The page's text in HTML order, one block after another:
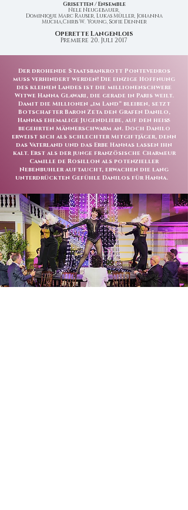
Grisetten / Ensemble
Nele Neugebauer,
Dominique Marc Rauser, Lukas Müller, Johanna
Mucha,Chris W. Young, Sofie Denner
Operette Langenlois
Premiere 20. Juli 2017
Der drohende Staatsbankrott Pontevedros
muss verhindert werden! Die einzige Hoffnung
des kleinen Landes ist die millionenschwere
Witwe Hanna Glawari, die gerade in Paris weilt.
Damit die Millionen „im Land“ bleiben, setzt
Botschafter Baron Zeta den Grafen Danilo,
Hannas ehemalige Jugendliebe, auf den heiß
begehrten Männerschwarm an. Doch Danilo
erweist sich als schlechter Mitgiftjäger, denn
das Vaterland und das Erbe Hannas lassen ihn
kalt. Erst als der junge französische Charmeur
Camille de Rosillon als potenzieller
Nebenbuhler auftaucht, erwachen die lang
unterdrückten Gefühle Danilos für Hanna.